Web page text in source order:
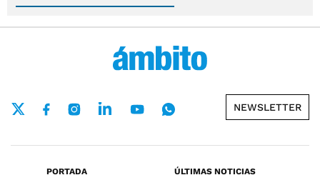
NEWSLETTER
PORTADA
ÚLTIMAS NOTICIAS